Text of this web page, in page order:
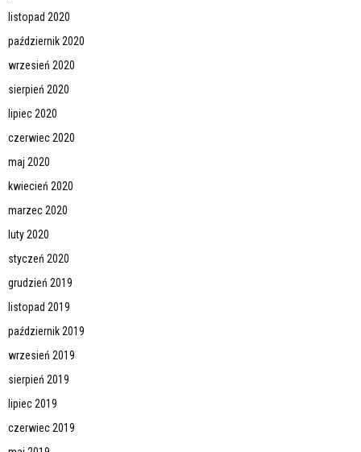
listopad 2020
październik 2020
wrzesień 2020
sierpień 2020
lipiec 2020
czerwiec 2020
maj 2020
kwiecień 2020
marzec 2020
luty 2020
styczeń 2020
grudzień 2019
listopad 2019
październik 2019
wrzesień 2019
sierpień 2019
lipiec 2019
czerwiec 2019